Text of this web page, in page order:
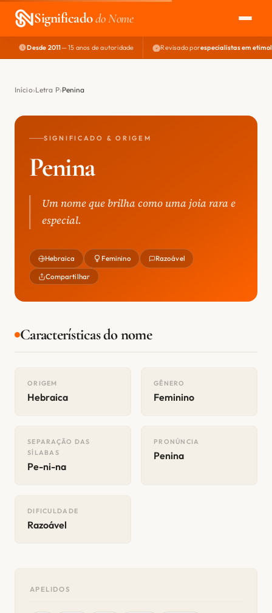
Significadodo Nome
EXPLORAR
NOME PERFEITO
Desde 2011— 15 anos de autoridade Revisado porespecialistas em
Início Letra P Penina
SIGNIFICADO & ORIGEM
Penina
Um nome que brilha como uma joia rara e
especial.
Hebraica Feminino Razoável
Compartilhar
Características do nome
ORIGEM
Hebraica
GÊNERO
Feminino
SEPARAÇÃO DAS
SÍLABAS
Pe-ni-na
PRONÚNCIA
Penina
DIFICULDADE
Razoável
APELIDOS